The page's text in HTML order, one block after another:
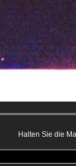
Halten Sie die